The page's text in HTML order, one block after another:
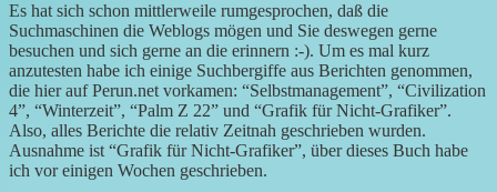
Es hat sich schon mittlerweile rumgesprochen, daß die
Suchmaschinen die Weblogs mögen und Sie deswegen gerne
besuchen und sich gerne an die erinnern :-). Um es mal kurz
anzutesten habe ich einige Suchbergiffe aus Berichten genommen,
die hier auf Perun.net vorkamen: “Selbstmanagement”, “Civilization
4”, “Winterzeit”, “Palm Z 22” und “Grafik für Nicht-Grafiker”.
Also, alles Berichte die relativ Zeitnah geschrieben wurden.
Ausnahme ist “Grafik für Nicht-Grafiker”, über dieses Buch habe
ich vor einigen Wochen geschrieben.